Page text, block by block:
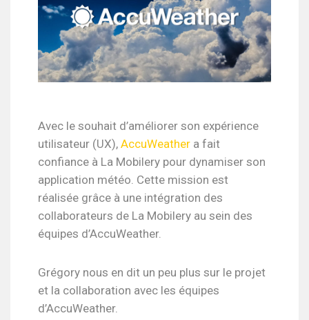
Avec le souhait d’améliorer son expérience
utilisateur (UX), AccuWeather a fait
confiance à La Mobilery pour dynamiser son
application météo. Cette mission est
réalisée grâce à une intégration des
collaborateurs de La Mobilery au sein des
équipes d’AccuWeather.
Grégory nous en dit un peu plus sur le projet
et la collaboration avec les équipes
d’AccuWeather.